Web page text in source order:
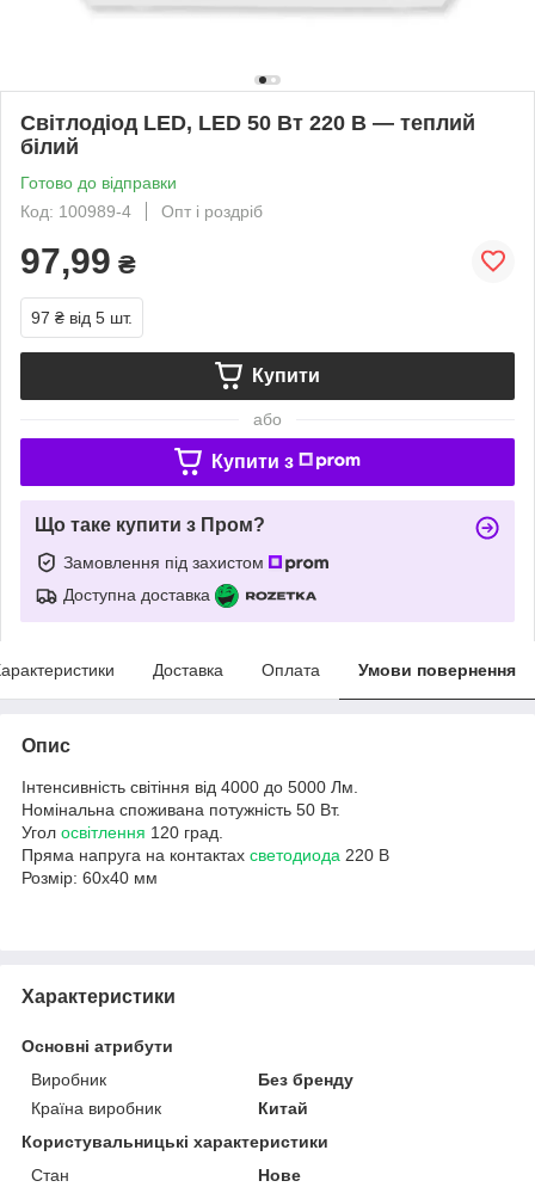
Світлодіод LED, LED 50 Вт 220 В — теплий
білий
Готово до відправки
Код: 100989-4
Опт і роздріб
97,99 ₴
97 ₴ від 5 шт.
Купити
або
Купити з
Що таке купити з Пром?
Замовлення під захистом
Доступна доставка
Доставка Оплата Умови повернення
Опис
Інтенсивність світіння від 4000 до 5000 Лм.
Номінальна споживана потужність 50 Вт.
Угол освітлення 120 град.
Пряма напруга на контактах светодиода 220 В
Розмір: 60х40 мм
Характеристики
Основні атрибути
Виробник
Без бренду
Країна виробник
Китай
Користувальницькі характеристики
Стан
Нове